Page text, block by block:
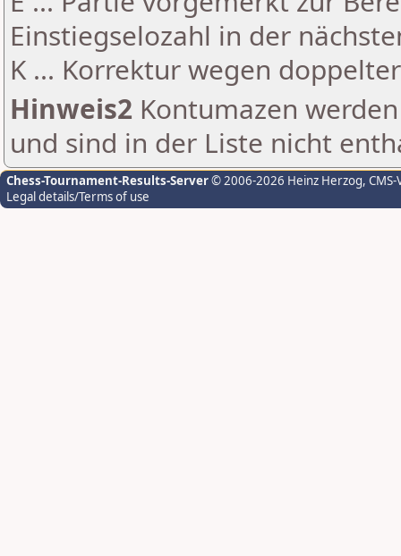
Einstiegselozahl in der
K ... Korrektur wegen
Hinweis2 Kontumazen
und sind in der Liste nicht
Chess-Tournament-Results-Server© 2006-2026 Heinz Herzog,
Legal details/Terms of use